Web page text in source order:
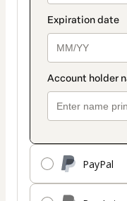
PayPal